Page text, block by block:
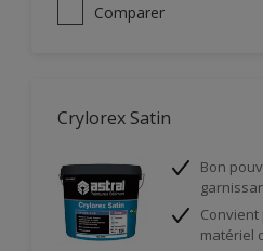
Comparer
Crylorex Satin
Bon
matériel